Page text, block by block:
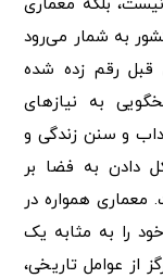
به شمار می‌رود
قبل رقم زده شده
به نیازهای
و سنن زندگی و
دادن به فضا بر
همواره در
را به مثابه یک
از عوامل تاریخی،